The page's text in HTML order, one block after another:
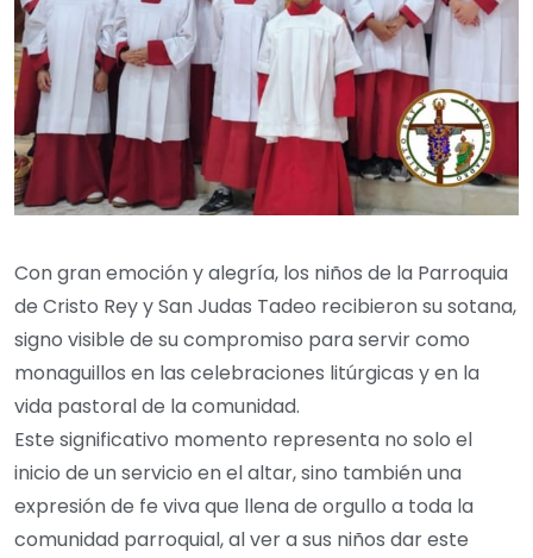
Con gran emoción y alegría, los niños de la Parroquia
de Cristo Rey y San Judas Tadeo recibieron su sotana,
signo visible de su compromiso para servir como
monaguillos en las celebraciones litúrgicas y en la
vida pastoral de la comunidad.
Este significativo momento representa no solo el
inicio de un servicio en el altar, sino también una
expresión de fe viva que llena de orgullo a toda la
comunidad parroquial, al ver a sus niños dar este